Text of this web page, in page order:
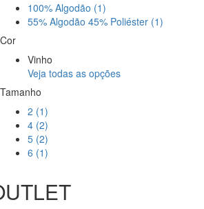
100% Algodão (1)
55% Algodão 45% Poliéster (1)
Cor
Vinho
Veja todas as opções
Tamanho
2 (1)
4 (2)
5 (2)
6 (1)